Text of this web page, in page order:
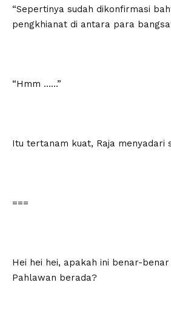
“Sepertinya sudah dikonfirmasi
pengkhianat di antara para
“Hmm ……”
Itu tertanam kuat, Raja menyadari
===
Hei hei hei, apakah ini benar-
Pahlawan berada?